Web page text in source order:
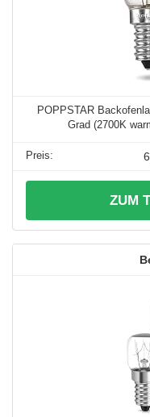
POPPSTAR
Grad (2700K
ZUM